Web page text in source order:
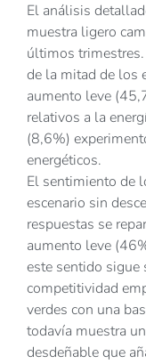
El análisis
muestra ligero
últimos
de la mitad de los
aumento leve
relativos a la
(8,6%)
energéticos.
El sentimiento de
escenario sin
respuestas se
aumento leve
este sentido sigue
competitividad
verdes con una
todavía muestra
desdeñable que